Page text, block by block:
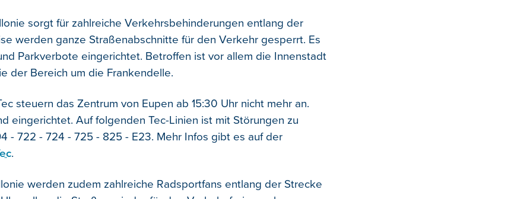
sorgt für zahlreiche Verkehrsbehinderungen entlang der
werden ganze Straßenabschnitte für den Verkehr gesperrt. Es
Parkverbote eingerichtet. Betroffen ist vor allem die Innenstadt
der Bereich um die Frankendelle.
steuern das Zentrum von Eupen ab 15:30 Uhr nicht mehr an.
eingerichtet. Auf folgenden Tec-Linien ist mit Störungen zu
- 722 - 724 - 725 - 825 - E23. Mehr Infos gibt es auf der
.
werden zudem zahlreiche Radsportfans entlang der Strecke